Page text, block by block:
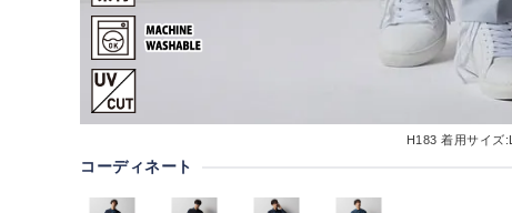
H183 着用サイズ:L
コーディネート